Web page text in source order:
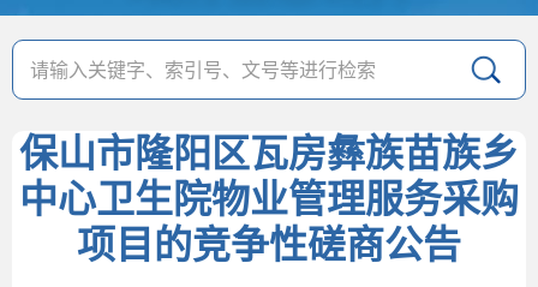
保山市隆阳区瓦房彝族苗族乡
中心卫生院物业管理服务采购
项目的竞争性磋商公告